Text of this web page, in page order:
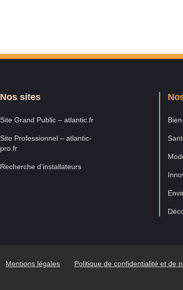
Nos sites
Site Grand Public – atlantic.fr
Site Professionnel – atlantic-
pro.fr
Recherche d’installateurs
Mentions légales Politique de confidentialité et de